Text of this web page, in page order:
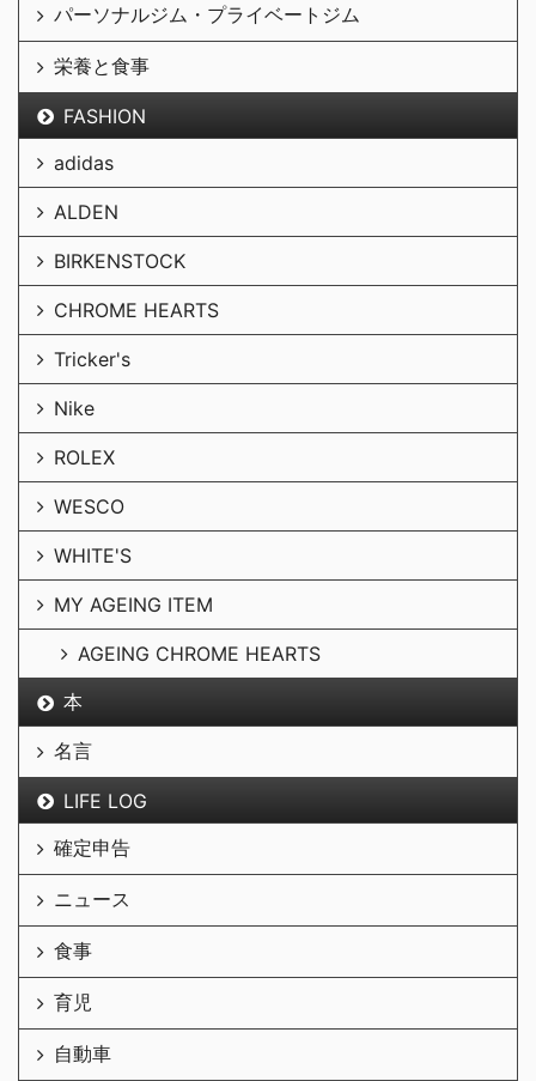
パーソナルジム・プライベートジム
栄養と食事
FASHION
adidas
ALDEN
BIRKENSTOCK
CHROME HEARTS
Tricker's
Nike
ROLEX
WESCO
WHITE'S
MY AGEING ITEM
AGEING CHROME HEARTS
本
名言
LIFE LOG
確定申告
ニュース
食事
育児
自動車